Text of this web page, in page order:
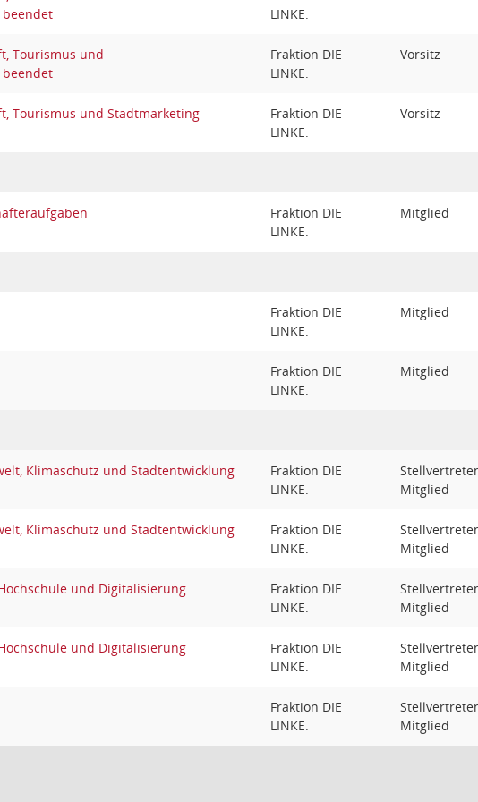
LINKE.
Tourismus und
Fraktion DIE
LINKE.
Vorsitz
Tourismus und Stadtmarketing
Fraktion DIE
LINKE.
Vorsitz
Fraktion DIE
LINKE.
Mitglied
Fraktion DIE
LINKE.
Mitglied
Fraktion DIE
LINKE.
Mitglied
Klimaschutz und Stadtentwicklung
Fraktion DIE
LINKE.
Mitglied
Klimaschutz und Stadtentwicklung
Fraktion DIE
LINKE.
Mitglied
und Digitalisierung
Fraktion DIE
LINKE.
Mitglied
und Digitalisierung
Fraktion DIE
LINKE.
Mitglied
Fraktion DIE
LINKE.
Mitglied